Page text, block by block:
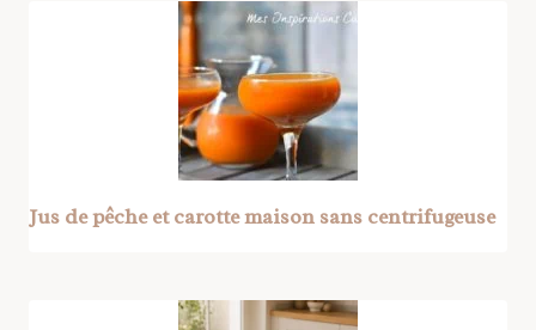
Jus de pêche et carotte maison sans centrifugeuse